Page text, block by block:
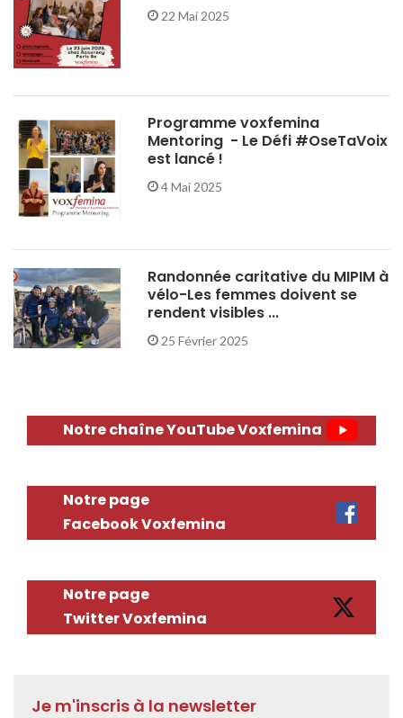
22 Mai 2025
Programme voxfemina
Mentoring - Le Défi #OseTaVoix
est lancé !
4 Mai 2025
Randonnée caritative du MIPIM à
vélo-Les femmes doivent se
rendent visibles ...
25 Février 2025
Notre chaîne YouTube Voxfemina
Notre page
Facebook Voxfemina
Notre page
Twitter Voxfemina
Je m'inscris à la newsletter